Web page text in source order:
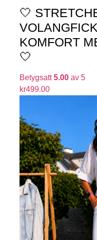
🤍
KOMFORT
🤍
Betygsatt5.00 av 5
kr499.00